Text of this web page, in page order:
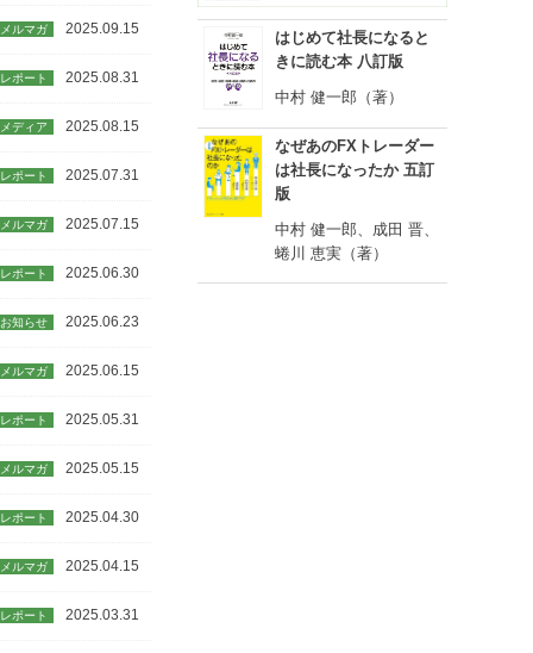
メルマガ 2025.09.15
レポート 2025.08.31
メディア 2025.08.15
レポート 2025.07.31
メルマガ 2025.07.15
レポート 2025.06.30
お知らせ 2025.06.23
メルマガ 2025.06.15
レポート 2025.05.31
メルマガ 2025.05.15
レポート 2025.04.30
メルマガ 2025.04.15
レポート 2025.03.31
はじめて社長になると
きに読む本 八訂版
中村 健一郎（著）
なぜあのFXトレーダー
は社長になったか 五訂
版
中村 健一郎、成田 晋、
蜷川 恵実（著）